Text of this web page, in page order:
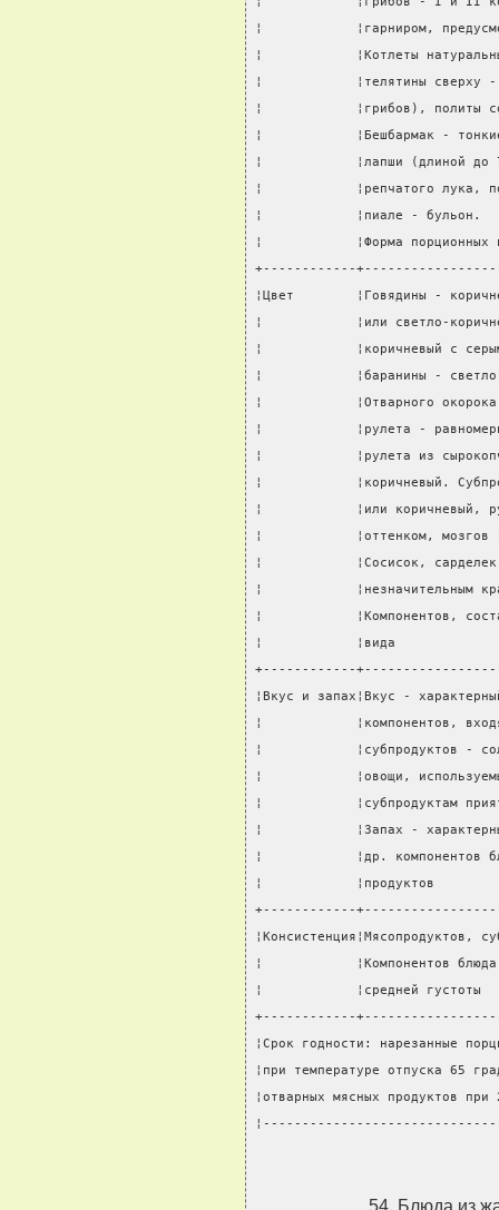
¦            ¦гарниром,
¦            ¦Котлеты
¦            ¦телятины сверху -
¦            ¦грибов), политы
¦            ¦Бешбармак - тонкие
¦            ¦лапши (длиной до
¦            ¦репчатого лука,
¦            ¦пиале -
¦            ¦Форма порционных и
+------------
¦Цвет        ¦Говядины -
¦            ¦или светло-
¦            ¦коричневый с серым
¦            ¦баранины -
¦            ¦Отварного
¦            ¦рулета -
¦            ¦рулета из
¦            ¦коричневый.
¦            ¦или коричневый,
¦            ¦оттенком, мозгов
¦            ¦Сосисок,
¦            ¦незначительным
¦            ¦Компонентов,
¦            ¦вида
+------------
¦Вкус и запах¦Вкус -
¦            ¦компонентов,
¦            ¦субпродуктов -
¦            ¦овощи,
¦            ¦субпродуктам
¦            ¦Запах - характерный
¦            ¦др. компонентов
¦            ¦продуктов
+------------
¦            ¦Компонентов
¦            ¦средней
+------------
¦Срок годности: нарезанные
¦при температуре отпуска 65
¦отварных мясных продуктов
54. Блюда из